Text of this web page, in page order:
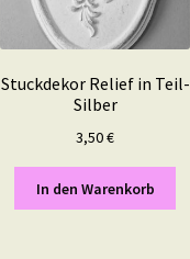
Stuckdekor Relief in Teil-
Silber
3,50€
In den Warenkorb